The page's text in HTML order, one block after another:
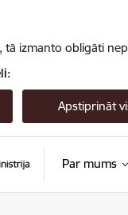
izmanto obligāti
Apstiprināt
Par mums